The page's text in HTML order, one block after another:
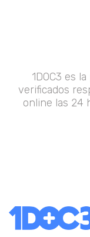
1DOC3 es
verificados
online las 24